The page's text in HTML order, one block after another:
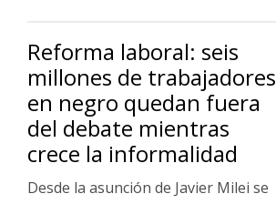
Reforma laboral: seis
millones de trabajadores
en negro quedan fuera
del debate mientras
crece la informalidad
Desde la asunción de Javier Milei se